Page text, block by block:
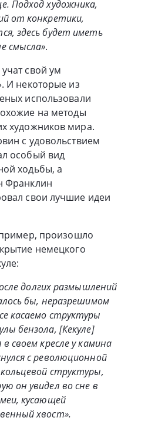
Подход художника,
от конкретики,
здесь будет иметь
смысла».
свой ум
И некоторые из
использовали
на методы
художников мира.
с удовольствием
особый вид
ходьбы, а
Франклин
свои лучшие идеи
произошло
немецкого
долгих размышлений
бы, неразрешимом
касаемо структуры
бензола, [Кекуле]
в своем кресле у камина
с революционной
структуры,
он увидел во сне в
кусающей
хвост».